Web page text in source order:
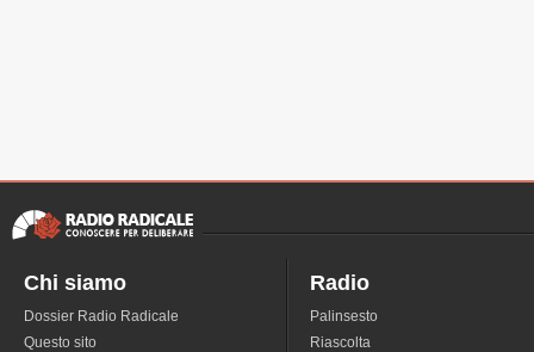
Chi siamo
Dossier Radio Radicale
Questo sito
Radio
Palinsesto
Riascolta